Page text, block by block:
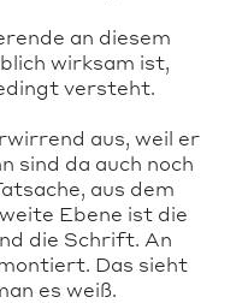
an diesem
wirksam ist,
versteht.
aus, weil er
sind da auch noch
aus dem
Ebene ist die
die Schrift. An
Das sieht
es weiß.